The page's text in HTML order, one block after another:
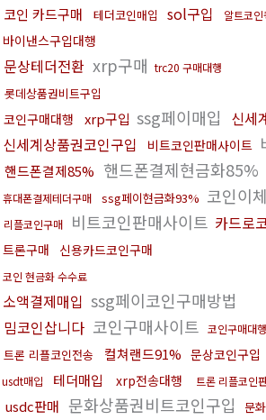
코인 카드구매 테더코인매입 sol구입 알트코
바이낸스구입대행
문상테더전환 xrp구매 trc20 구매대행
롯데상품권비트구입
코인구매대행 xrp구입 ssg페이매입 신세
신세계상품권코인구입 비트코인판매사이트
핸드폰결제85% 핸드폰결제현금화85%
휴대폰결제테더구매 ssg페이현금화93% 코인이
리플코인구매 비트코인판매사이트 카드로
트론구매
신용카드코인구매
코인 현금화 수수료
소액결제매입 ssg페이코인구매방법
밈코인삽니다 코인구매사이트 코인구매대행
트론 리플코인전송 컬쳐랜드91% 문상코인구입
usdt매입 테더매입 xrp전송대행 트론 리플코인
usdc판매 문화상품권비트코인구입 문